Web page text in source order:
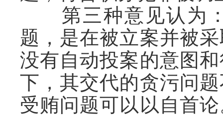
第三种意见认为：
题，是在被立案并被
没有自动投案的意图
下，其交代的贪污问
受贿问题可以以自首